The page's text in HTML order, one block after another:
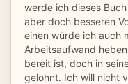
werde ich dieses
aber doch besseren
einen würde ich auch
Arbeitsaufwand
bereit ist, doch in
gelohnt. Ich will nicht